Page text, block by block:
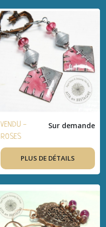
artisanal,
verre filé,
plaqué or,
laiton doré -
Idée cadeau
VENDU -
ROSES
ARGENTEES
♥ Boucles
d'oreilles
bohèmes,
artisanal,
acier inox,
verre filé,
Sur demande
PLUS DE DÉTAILS